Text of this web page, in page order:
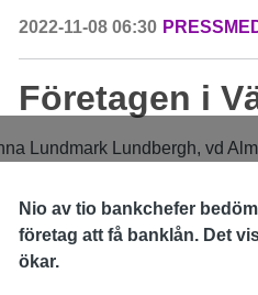
2022-11-08 06:30
Företagen i
Nio av tio bankchefer
företag att få banklån. Det
ökar.